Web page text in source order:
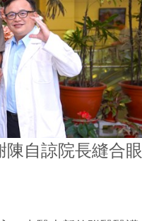
陳自諒院長縫合眼